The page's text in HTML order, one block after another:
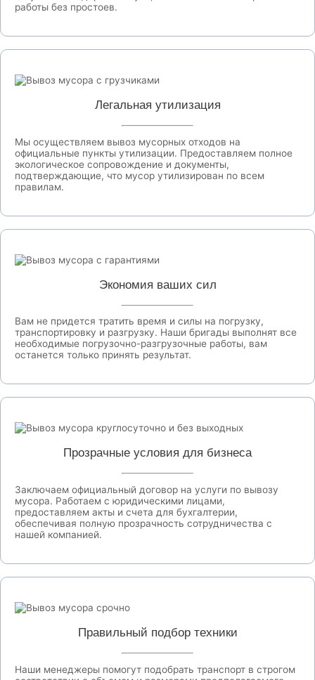
работы без простоев.
Легальная утилизация
Мы осуществляем вывоз мусорных отходов на
официальные пункты утилизации. Предоставляем полное
экологическое сопровождение и документы,
подтверждающие, что мусор утилизирован по всем
правилам.
Экономия ваших сил
Вам не придется тратить время и силы на погрузку,
транспортировку и разгрузку. Наши бригады выполнят все
необходимые погрузочно-разгрузочные работы, вам
останется только принять результат.
Прозрачные условия для бизнеса
Заключаем официальный договор на услуги по вывозу
мусора. Работаем с юридическими лицами,
предоставляем акты и счета для бухгалтерии,
обеспечивая полную прозрачность сотрудничества с
нашей компанией.
Правильный подбор техники
Наши менеджеры помогут подобрать транспорт в строгом